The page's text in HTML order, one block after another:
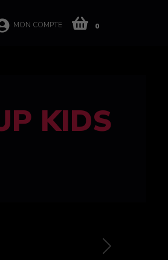
MON COMPTE 0
Next